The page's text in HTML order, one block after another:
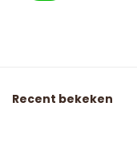
Recent bekeken